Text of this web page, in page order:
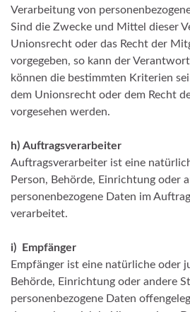
Verarbeitung von
Sind die Zwecke und Mittel dieser
Unionsrecht oder das Recht der
vorgegeben, so kann der
können die bestimmten Kriterien
dem Unionsrecht oder dem Recht
vorgesehen werden.
h) Auftragsverarbeiter
Auftragsverarbeiter ist eine
Person, Behörde, Einrichtung oder
personenbezogene Daten im
verarbeitet.
i)
Empfänger
Empfänger ist eine natürliche oder
Behörde, Einrichtung oder andere
personenbezogene Daten